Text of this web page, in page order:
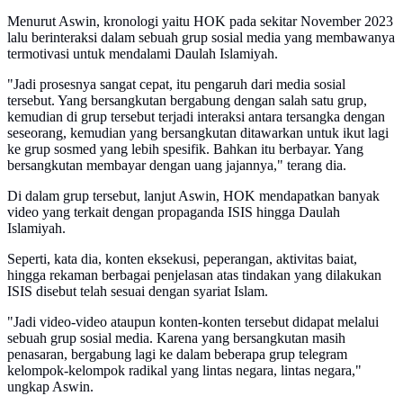
Menurut Aswin, kronologi yaitu HOK pada sekitar November 2023
lalu berinteraksi dalam sebuah grup sosial media yang membawanya
termotivasi untuk mendalami Daulah Islamiyah.
"Jadi prosesnya sangat cepat, itu pengaruh dari media sosial
tersebut. Yang bersangkutan bergabung dengan salah satu grup,
kemudian di grup tersebut terjadi interaksi antara tersangka dengan
seseorang, kemudian yang bersangkutan ditawarkan untuk ikut lagi
ke grup sosmed yang lebih spesifik. Bahkan itu berbayar. Yang
bersangkutan membayar dengan uang jajannya," terang dia.
Di dalam grup tersebut, lanjut Aswin, HOK mendapatkan banyak
video yang terkait dengan propaganda ISIS hingga Daulah
Islamiyah.
Seperti, kata dia, konten eksekusi, peperangan, aktivitas baiat,
hingga rekaman berbagai penjelasan atas tindakan yang dilakukan
ISIS disebut telah sesuai dengan syariat Islam.
"Jadi video-video ataupun konten-konten tersebut didapat melalui
sebuah grup sosial media. Karena yang bersangkutan masih
penasaran, bergabung lagi ke dalam beberapa grup telegram
kelompok-kelompok radikal yang lintas negara, lintas negara,"
ungkap Aswin.